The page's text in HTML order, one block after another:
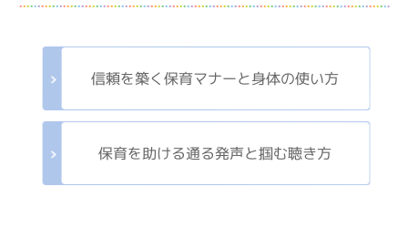
信頼を築く保育マナーと身体の使い方
保育を助ける通る発声と掴む聴き方